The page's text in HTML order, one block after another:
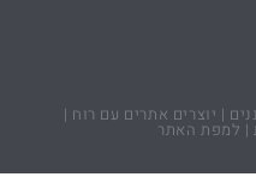
| יוצרים אתרים עם רוח|
| למפת האתר